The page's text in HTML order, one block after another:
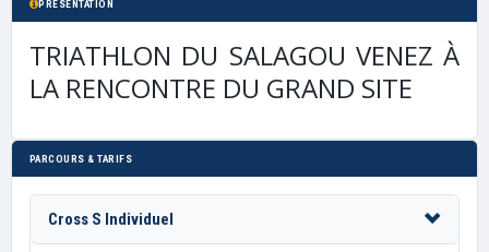
PRÉSENTATION
TRIATHLON DU SALAGOU VENEZ À
LA RENCONTRE DU GRAND SITE
PARCOURS & TARIFS
Cross S Individuel